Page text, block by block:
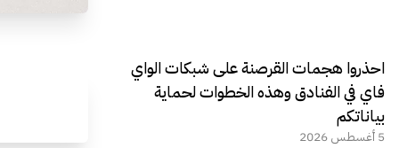
احذروا هجمات القرصنة على شبكات الواي
فاي في الفنادق وهذه الخطوات لحماية
بياناتكم
5 أغسطس 2026